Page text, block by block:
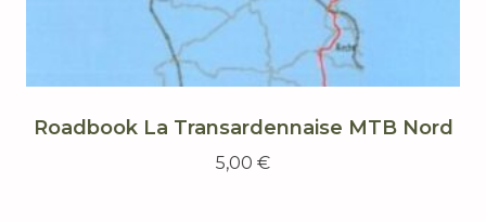
Roadbook La Transardennaise MTB Nord
5,00 €